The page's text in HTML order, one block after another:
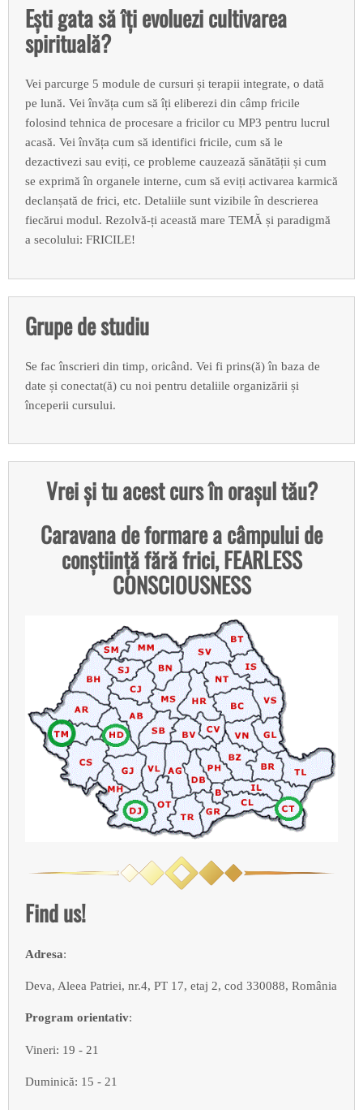
Ești gata să îți evoluezi cultivarea
spirituală?
Vei parcurge 5 module de cursuri și terapii integrate, o dată
pe lună. Vei învăța cum să îți eliberezi din câmp fricile
folosind tehnica de procesare a fricilor cu MP3 pentru lucrul
acasă. Vei învăța cum să identifici fricile, cum să le
dezactivezi sau eviți, ce probleme cauzează sănătății și cum
se exprimă în organele interne, cum să eviți activarea karmică
declanșată de frici, etc. Detaliile sunt vizibile în descrierea
fiecărui modul. Rezolvă-ți această mare TEMĂ și paradigmă
a secolului: FRICILE!
Grupe de studiu
Se fac înscrieri din timp, oricând. Vei fi prins(ă) în baza de
date și conectat(ă) cu noi pentru detaliile organizării și
începerii cursului.
Vrei și tu acest curs în orașul tău?
Caravana de formare a câmpului de
conștiință fără frici, FEARLESS
CONSCIOUSNESS
Find us!
Adresa:
Deva, Aleea Patriei, nr.4, PT 17, etaj 2, cod 330088, România
Program orientativ:
Vineri: 19 - 21
Duminică: 15 - 21